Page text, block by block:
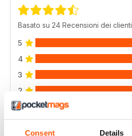
Consent Details
Basato su 24 Recensioni dei clienti
5
4
3
2
1